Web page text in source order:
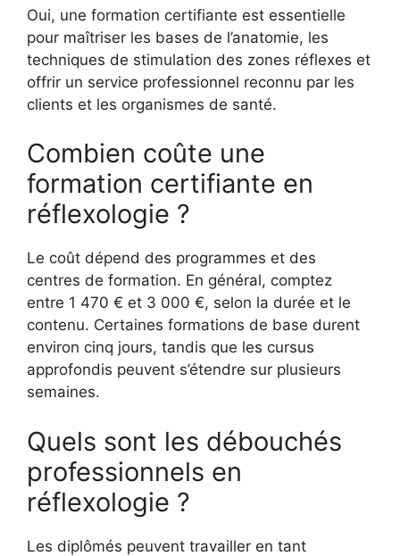
Oui, une formation certifiante est essentielle
pour maîtriser les bases de l’anatomie, les
techniques de stimulation des zones réflexes et
offrir un service professionnel reconnu par les
clients et les organismes de santé.
Combien coûte une
formation certifiante en
réflexologie ?
Le coût dépend des programmes et des
centres de formation. En général, comptez
entre 1 470 € et 3 000 €, selon la durée et le
contenu. Certaines formations de base durent
environ cinq jours, tandis que les cursus
approfondis peuvent s’étendre sur plusieurs
semaines.
Quels sont les débouchés
professionnels en
réflexologie ?
Les diplômés peuvent travailler en tant